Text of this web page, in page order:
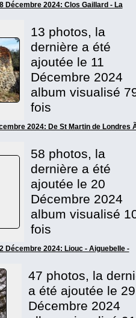
Décembre 2024: Clos Gaillard - La
13 photos, la
dernière a été
ajoutée le 11
Décembre 2024
album visualisé
fois
2024: De St Martin de Londres
58 photos, la
dernière a été
ajoutée le 20
Décembre 2024
album visualisé
fois
Décembre 2024: Liouc - Aiguebelle -
47 photos, la
a été ajoutée le 29
Décembre 2024